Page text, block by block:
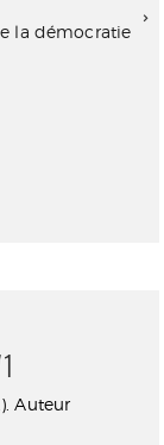
la démocratie
Auteur